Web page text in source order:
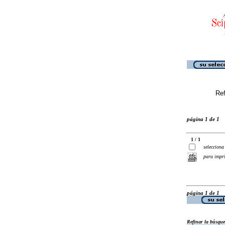
página 1 de 1
1 / 1
selecciona
para
página 1 de 1
Refinar la